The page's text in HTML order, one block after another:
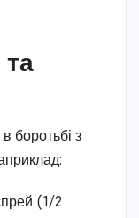
боротьбі з
(1/2